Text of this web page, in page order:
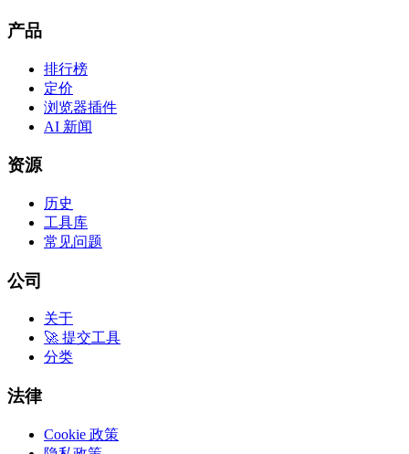
产品
排行榜
定价
浏览器插件
AI 新闻
资源
历史
工具库
常见问题
公司
关于
🚀 提交工具
分类
法律
Cookie 政策